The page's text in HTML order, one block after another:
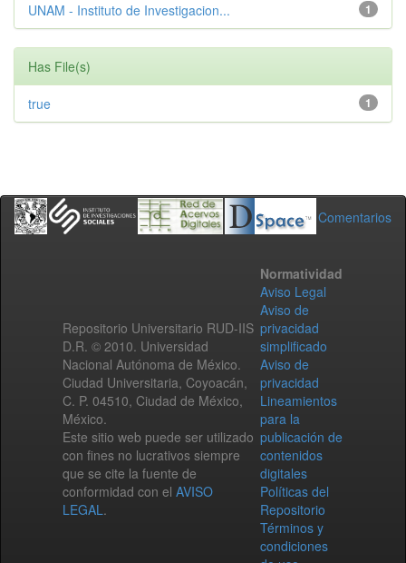
1
UNAM - Instituto de Investigacion...
Has File(s)
1
true
Comentarios
Repositorio Universitario RUD-IIS
D.R. © 2010. Universidad
Nacional Autónoma de México.
Ciudad Universitaria, Coyoacán,
C. P. 04510, Ciudad de México,
México.
Este sitio web puede ser utilizado
con fines no lucrativos siempre
que se cite la fuente de
conformidad con el AVISO
LEGAL.
Normatividad
Aviso Legal
Aviso de
privacidad
simplificado
Aviso de
privacidad
Lineamientos
para la
publicación de
contenidos
digitales
Políticas del
Repositorio
Términos y
condiciones